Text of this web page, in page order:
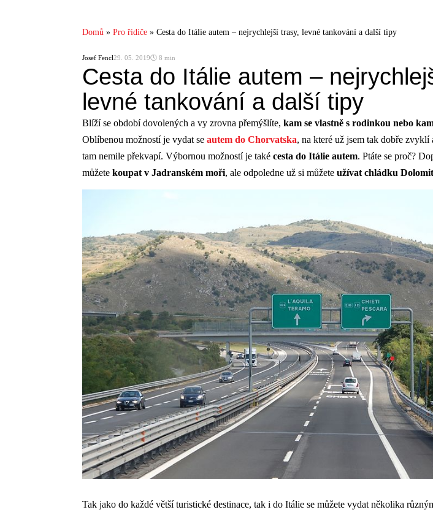
Domů » Pro řidiče » Cesta do Itálie autem – nejrychlejší trasy, levné tankování a další tipy
Josef Fencl29. 05. 2019🕓 8 min
Cesta do Itálie autem –
levné tankování a další tipy
Blíží se období dovolených a vy zrovna přemýšlíte, kam se vlastně s rodinkou nebo
Oblíbenou možností je vydat se autem do Chorvatska, na které už jsem tak dobře zvyklí
tam nemile překvapí. Výbornou možností je také cesta do Itálie autem. Ptáte se proč?
můžete koupat v Jadranském moři, ale odpoledne už si můžete užívat chládku Dolomit
Tak jako do každé větší turistické destinace, tak i do Itálie se můžete vydat několika